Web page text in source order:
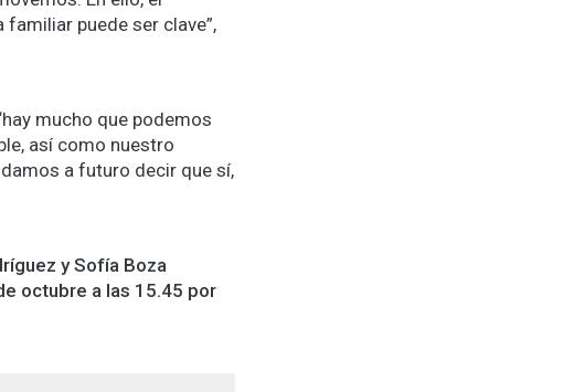
puede ser clave”,
mucho que podemos
así como nuestro
a futuro decir que sí,
y Sofía Boza
octubre a las 15.45 por